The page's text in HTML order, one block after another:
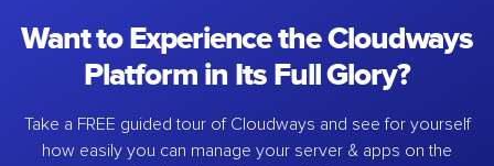
Want to Experience the Cloudways
Platform in Its Full Glory?
Take a FREE guided tour of Cloudways and see for yourself
how easily you can manage your server & apps on the